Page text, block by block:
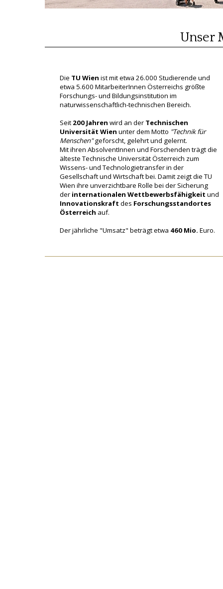
Unser
Die TU Wien ist mit etwa 26.000 Studierende und
etwa 5.600 MitarbeiterInnen Österreichs größte
Forschungs- und Bildungsinstitution im
naturwissenschaftlich-technischen Bereich.
Seit 200 Jahren wird an der Technischen
Universität Wien unter dem Motto "Technik für
Menschen"geforscht, gelehrt und gelernt.
Mit ihren AbsolventInnen und Forschenden trägt die
älteste Technische Universität Österreich zum
Wissens- und Technologietransfer in der
Gesellschaft und Wirtschaft bei. Damit zeigt die TU
Wien ihre unverzichtbare Rolle bei der Sicherung
der internationalen Wettbewerbsfähigkeit und
Innovationskraft des Forschungsstandortes
Österreich auf.
Der jährliche "Umsatz" beträgt etwa 460 Mio. Euro.